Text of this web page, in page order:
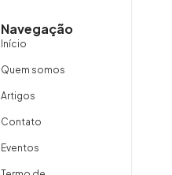
Navegação
Início
Quem somos
Artigos
Contato
Eventos